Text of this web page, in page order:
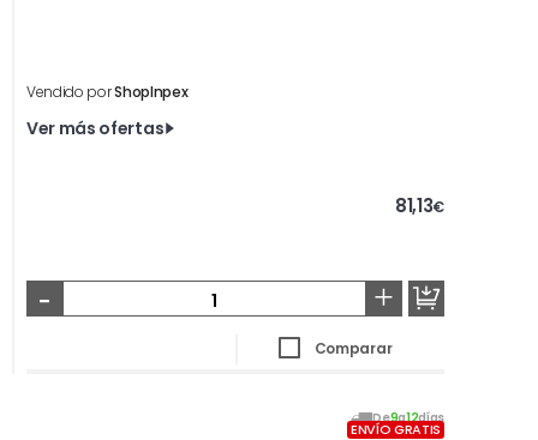
Vendido porShopInpex
Ver más ofertas
81,13€
- +
Comparar
De9a12días
ENVÍO GRATIS